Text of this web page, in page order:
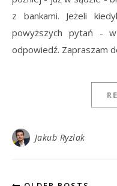
z bankami. Jeżeli
powyższych pytań -
odpowiedź. Zapraszam
Jakub Ryzlak